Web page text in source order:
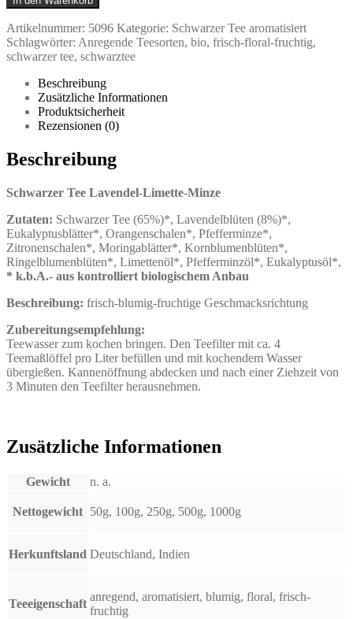
Lavendel-
Limette-
Minze
Menge
Artikelnummer: 5096 Kategorie: Schwarzer Tee aromatisiert
Schlagwörter: Anregende Teesorten, bio, frisch-floral-fruchtig,
schwarzer tee, schwarztee
Beschreibung
Zusätzliche Informationen
Produktsicherheit
Rezensionen (0)
Beschreibung
Schwarzer Tee Lavendel-Limette-Minze
Zutaten: Schwarzer Tee (65%)*, Lavendelblüten (8%)*,
Eukalyptusblätter*, Orangenschalen*, Pfefferminze*,
Zitronenschalen*, Moringablätter*, Kornblumenblüten*,
Ringelblumenblüten*, Limettenöl*, Pfefferminzöl*, Eukalyptusöl*,
* k.b.A.- aus kontrolliert biologischem Anbau
Beschreibung: frisch-blumig-fruchtige Geschmacksrichtung
Zubereitungsempfehlung:
Teewasser zum kochen bringen. Den Teefilter mit ca. 4
Teemaßlöffel pro Liter befüllen und mit kochendem Wasser
übergießen. Kannenöffnung abdecken und nach einer Ziehzeit von
3 Minuten den Teefilter herausnehmen.
Zusätzliche Informationen
Gewicht n. a.
Nettogewicht 50g, 100g, 250g, 500g, 1000g
Herkunftsland Deutschland, Indien
Teeeigenschaft
anregend, aromatisiert, blumig, floral, frisch-
fruchtig